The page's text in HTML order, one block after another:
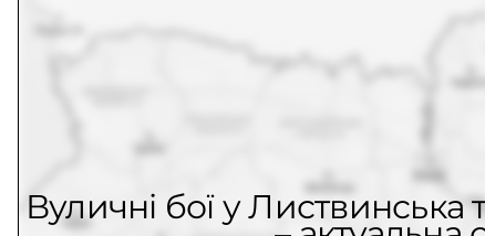
Вуличні бої у Листвинська